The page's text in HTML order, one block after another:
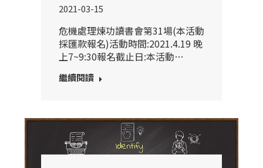
2021-03-15
危機處理煉功讀書會第31場(本活動
採匯款報名)活動時間:2021.4.19 晚
上7~9:30報名截止日:本活動…
繼續閱讀